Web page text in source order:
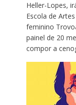
Heller-Lopes,
Escola de
feminino
painel de 20
compor a